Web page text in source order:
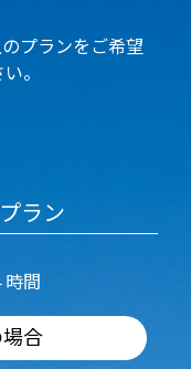
プランをご希望
。
ラン
間
合